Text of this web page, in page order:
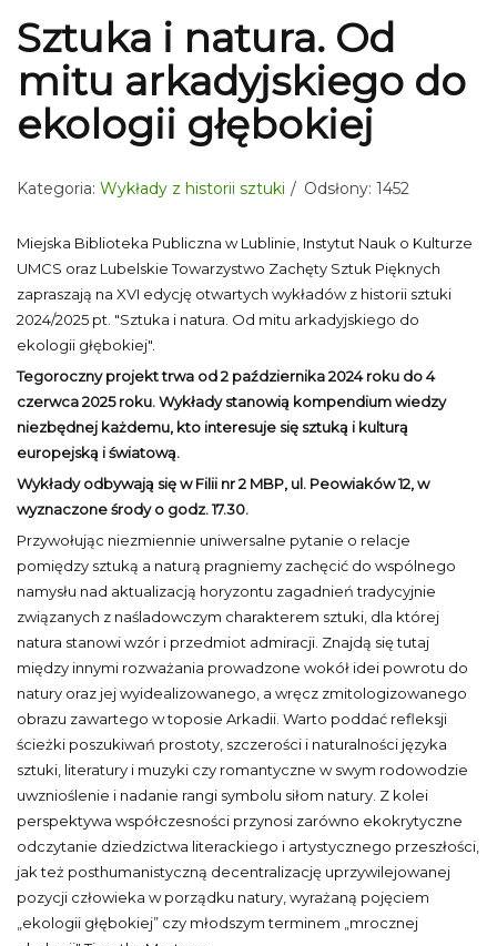
Sztuka i natura. Od
mitu arkadyjskiego do
ekologii głębokiej
Kategoria: Wykłady z historii sztuki Odsłony: 1452
Miejska Biblioteka Publiczna w Lublinie, Instytut Nauk o Kulturze
UMCS oraz Lubelskie Towarzystwo Zachęty Sztuk Pięknych
zapraszają na XVI edycję otwartych wykładów z historii sztuki
2024/2025 pt. "Sztuka i natura. Od mitu arkadyjskiego do
ekologii głębokiej".
Tegoroczny projekt trwa od 2 października 2024 roku do 4
czerwca 2025 roku. Wykłady stanowią kompendium wiedzy
niezbędnej każdemu, kto interesuje się sztuką i kulturą
europejską i światową.
Wykłady odbywają się w Filii nr 2 MBP, ul. Peowiaków 12, w
wyznaczone środy o godz. 17.30.
Przywołując niezmiennie uniwersalne pytanie o relacje
pomiędzy sztuką a naturą pragniemy zachęcić do wspólnego
namysłu nad aktualizacją horyzontu zagadnień tradycyjnie
związanych z naśladowczym charakterem sztuki, dla której
natura stanowi wzór i przedmiot admiracji. Znajdą się tutaj
między innymi rozważania prowadzone wokół idei powrotu do
natury oraz jej wyidealizowanego, a wręcz zmitologizowanego
obrazu zawartego w toposie Arkadii. Warto poddać refleksji
ścieżki poszukiwań prostoty, szczerości i naturalności języka
sztuki, literatury i muzyki czy romantyczne w swym rodowodzie
uwznioślenie i nadanie rangi symbolu siłom natury. Z kolei
perspektywa współczesności przynosi zarówno ekokrytyczne
odczytanie dziedzictwa literackiego i artystycznego przeszłości,
jak też posthumanistyczną decentralizację uprzywilejowanej
pozycji człowieka w porządku natury, wyrażaną pojęciem
„ekologii głębokiej” czy młodszym terminem „mrocznej